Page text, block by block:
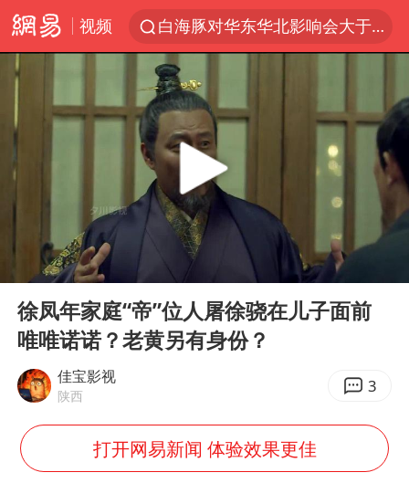
视频
白海豚对华东华北影响会大于巴威
于东来回应胖东来近25年老店年底关闭
《披荆斩棘2026》阵容官宣
全球最大级别运输船通过长江大桥
独闯南太行的失联女生最后轨迹已确认
上海全力守护市民“菜篮子”
国足U17与阿森纳决赛取消 并列冠军
白海豚北上或致京津冀暴雨
构建更高水平的全民健身公共服务体系
香港刷新1884年以来最高气温纪录
《龙餐馆》 冲奖
存款市场为何两极分化
Play
00:00 03:57
徐凤年家庭“帝”位人屠徐骁在儿子面前
唯唯诺诺？老黄另有身份？
佳宝影视
陕西 3
打开网易新闻 体验效果更佳